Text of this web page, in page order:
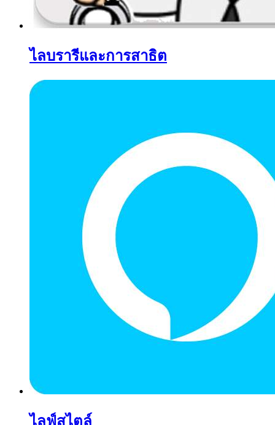
ไลบรารีและการสาธิต
ไลฟ์สไตล์